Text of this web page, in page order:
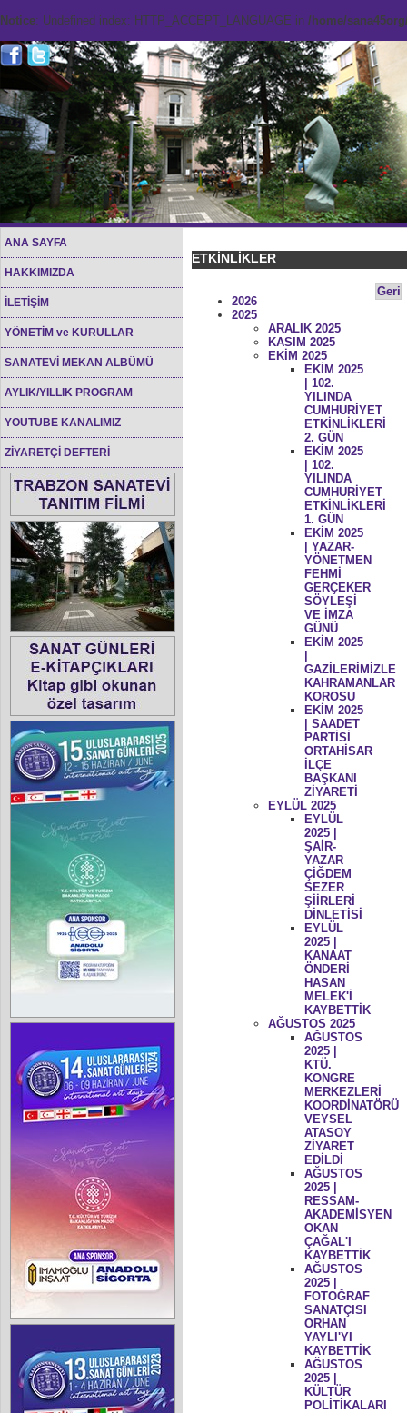
Notice: Undefined index: HTTP_ACCEPT_LANGUAGE in /home/
ANA SAYFA
HAKKIMIZDA
İLETİŞİM
YÖNETİM ve KURULLAR
SANATEVİ MEKAN ALBÜMÜ
AYLIK/YILLIK PROGRAM
YOUTUBE KANALIMIZ
ZİYARETÇİ DEFTERİ
ETKİNLİKLER
Geri
2026
2025
ARALIK 2025
KASIM 2025
EKİM 2025
EKİM 2025
| 102.
YILINDA
CUMHURİYET
ETKİNLİKLERİ
2. GÜN
EKİM 2025
| 102.
YILINDA
CUMHURİYET
ETKİNLİKLERİ
1. GÜN
EKİM 2025
| YAZAR-
YÖNETMEN
FEHMİ
GERÇEKER
SÖYLEŞİ
VE İMZA
GÜNÜ
EKİM 2025
GAZİLERİMİZLE
KAHRAMANLAR
KOROSU
EKİM 2025
| SAADET
PARTİSİ
ORTAHİSAR
İLÇE
BAŞKANI
ZİYARETİ
EYLÜL 2025
EYLÜL
2025 |
ŞAİR-
YAZAR
ÇİĞDEM
SEZER
ŞİİRLERİ
DİNLETİSİ
EYLÜL
2025 |
KANAAT
ÖNDERİ
HASAN
MELEK'İ
KAYBETTİK
AĞUSTOS 2025
AĞUSTOS
2025 |
KTÜ.
KONGRE
MERKEZLERİ
KOORDİNATÖRÜ
VEYSEL
ATASOY
ZİYARET
EDİLDİ
AĞUSTOS
2025 |
RESSAM-
AKADEMİSYEN
OKAN
ÇAĞAL'I
KAYBETTİK
AĞUSTOS
2025 |
FOTOĞRAF
SANATÇISI
ORHAN
YAYLI'YI
KAYBETTİK
AĞUSTOS
2025 |
KÜLTÜR
POLİTİKALARI